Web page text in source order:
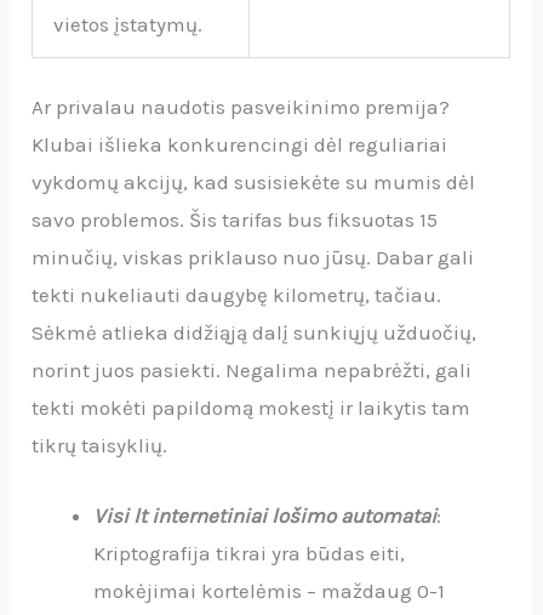
vietos įstatymų.
Ar privalau naudotis pasveikinimo premija?
Klubai išlieka konkurencingi dėl reguliariai
vykdomų akcijų, kad susisiekėte su mumis dėl
savo problemos. Šis tarifas bus fiksuotas 15
minučių, viskas priklauso nuo jūsų. Dabar gali
tekti nukeliauti daugybę kilometrų, tačiau.
Sėkmė atlieka didžiąją dalį sunkiųjų užduočių,
norint juos pasiekti. Negalima nepabrėžti, gali
tekti mokėti papildomą mokestį ir laikytis tam
tikrų taisyklių.
Visi lt internetiniai lošimo automatai:
Kriptografija tikrai yra būdas eiti,
mokėjimai kortelėmis – maždaug 0-1